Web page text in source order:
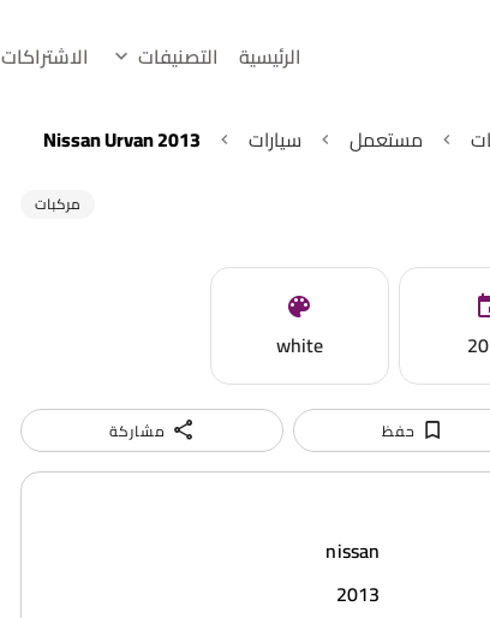
الرئيسية التصنيفات الاشتراكات
مستعمل سيارات Nissan Urvan 2013
مركبات
white
حفظ مشاركة
nissan
2013